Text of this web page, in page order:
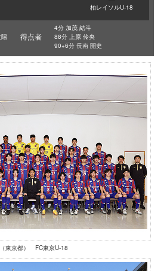
柏レイソルU-18
得点者
4分 加茂 結斗
88分 上原 伶央
90+6分 長南 開史
（東京都） FC東京U-18